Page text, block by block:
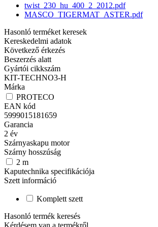
twist_230_hu_400_2_2012.pdf
MASCO_TIGERMAT_ASTER.pdf
Hasonló terméket keresek
Kereskedelmi adatok
Következő érkezés
Beszerzés alatt
Gyártói cikkszám
KIT-TECHNO3-H
Márka
PROTECO
EAN kód
5999015181659
Garancia
2 év
Szárnyaskapu motor
Szárny hosszúság
2 m
Kaputechnika specifikációja
Szett információ
Komplett szett
Hasonló termék keresés
Kérdésem van a termékről